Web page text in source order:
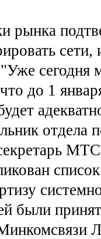
рынка
сегодня
что до 1
были